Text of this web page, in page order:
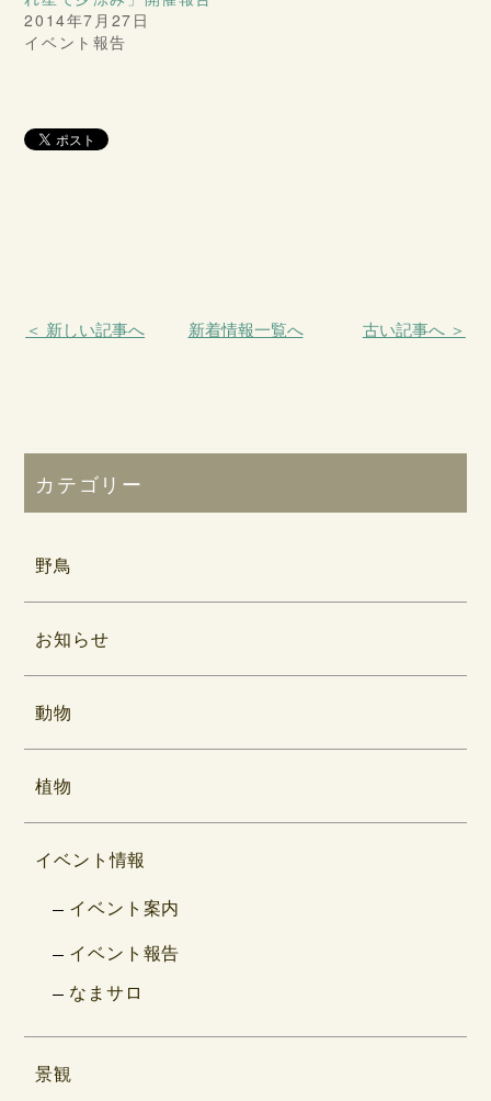
2014年7月27日
イベント報告
＜ 新しい記事へ 新着情報一覧へ 古い記事へ ＞
カテゴリー
野鳥
お知らせ
動物
植物
イベント情報
イベント案内
イベント報告
なまサロ
景観